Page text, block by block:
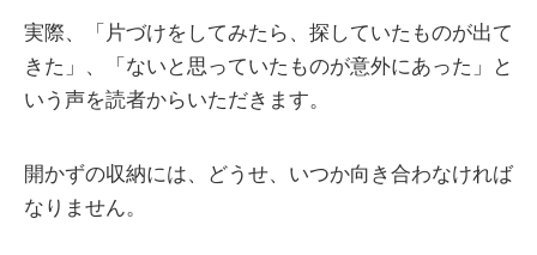
実際、「片づけをしてみたら、探していたものが出て
きた」、「ないと思っていたものが意外にあった」と
いう声を読者からいただきます。
開かずの収納には、どうせ、いつか向き合わなければ
なりません。